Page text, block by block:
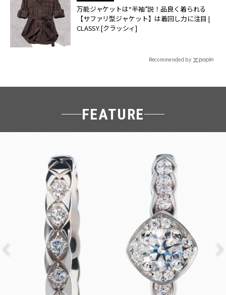
万能ジャケットは“半袖”説！品良く着られる
【サファリ型ジャケット】は着回し力に注目 |
CLASSY.[クラッシィ]
Recommended by
FEATURE